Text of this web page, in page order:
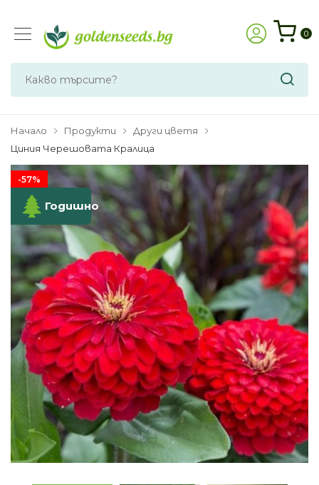
0
Начало Продукти
Други цветя
Циния Черешовата Кралица
Годишно
-57%